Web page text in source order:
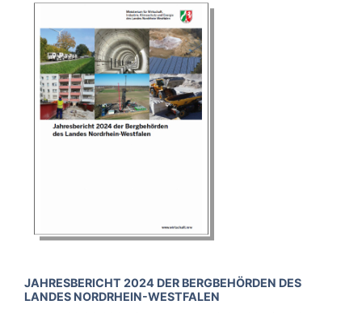
BROSCHÜRE:
JAHRESBERICHT 2024 DER BERGBEHÖRDEN DES
LANDES NORDRHEIN-WESTFALEN